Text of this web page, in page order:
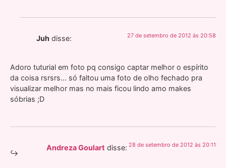
Juh disse: 27 de setembro de 2012 às 20:58
Adoro tuturial em foto pq consigo captar melhor o espírito
da coisa rsrsrs… só faltou uma foto de olho fechado pra
visualizar melhor mas no mais ficou lindo amo makes
sóbrias ;D
Andreza Goulart disse: 28 de setembro de 2012 às 20:11